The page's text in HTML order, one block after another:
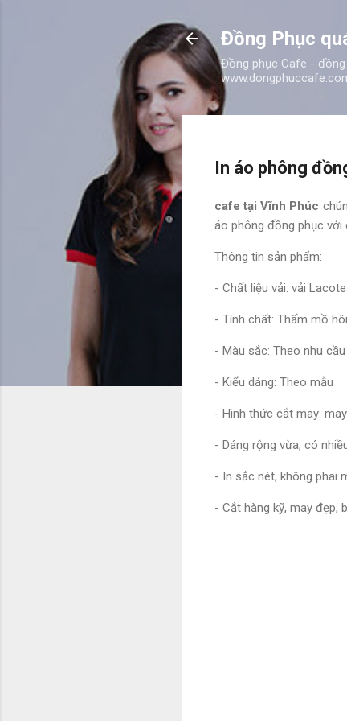
Đồng Phục
Đồng phục Cafe -
In áo phông
cafe tại Vĩnh Phúc
áo phông đồng phục với
Thông tin sản phẩm:
- Chất liệu vải: vải
- Tính chất: Thấm mồ
- Màu sắc: Theo nhu
- Kiểu dáng: Theo mẫu
- Hình thức cắt may:
- Dáng rộng vừa, có
- In sắc nét, không phai
- Cắt hàng kỹ, may đẹp,